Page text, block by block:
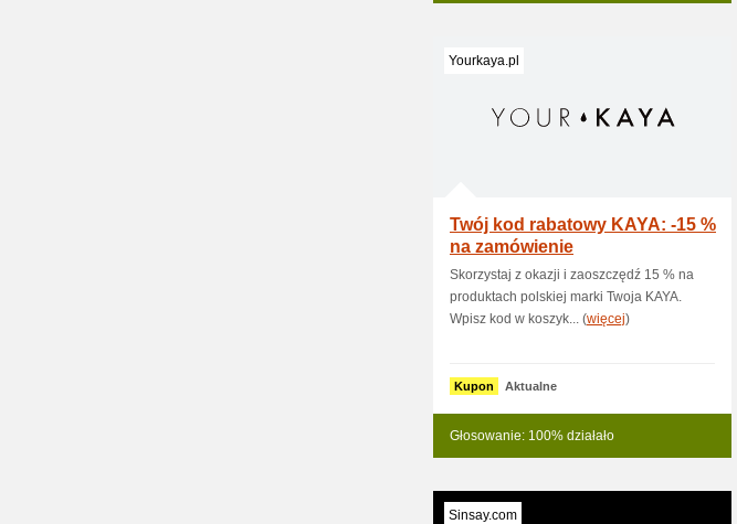
Yourkaya.pl
Twój kod rabatowy KAYA: -15 %
na zamówienie
Skorzystaj z okazji i zaoszczędź 15 % na
produktach polskiej marki Twoja KAYA.
Wpisz kod w koszyk... (więcej)
Kupon Aktualne
Głosowanie: 100% działało
Sinsay.com